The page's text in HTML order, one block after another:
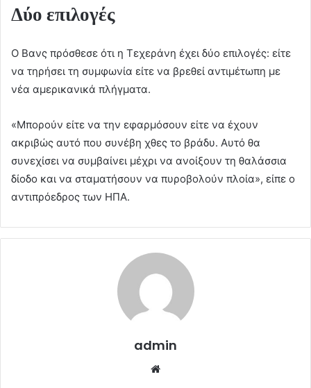
Δύο επιλογές
Ο Βανς πρόσθεσε ότι η Τεχεράνη έχει δύο επιλογές: είτε
να τηρήσει τη συμφωνία είτε να βρεθεί αντιμέτωπη με
νέα αμερικανικά πλήγματα.
«Μπορούν είτε να την εφαρμόσουν είτε να έχουν
ακριβώς αυτό που συνέβη χθες το βράδυ. Αυτό θα
συνεχίσει να συμβαίνει μέχρι να ανοίξουν τη θαλάσσια
δίοδο και να σταματήσουν να πυροβολούν πλοία», είπε ο
αντιπρόεδρος των ΗΠΑ.
admin